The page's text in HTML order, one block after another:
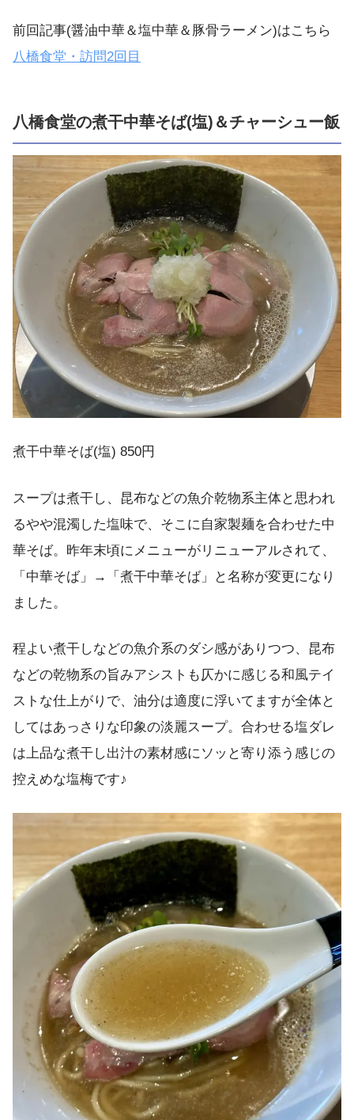
前回記事(醤油中華＆塩中華＆豚骨ラーメン)はこちら
八橋食堂・訪問2回目
八橋食堂の煮干中華そば(塩)＆チャーシュー飯
煮干中華そば(塩) 850円
スープは煮干し、昆布などの魚介乾物系主体と思われ
るやや混濁した塩味で、そこに自家製麺を合わせた中
華そば。昨年末頃にメニューがリニューアルされて、
「中華そば」→「煮干中華そば」と名称が変更になり
ました。
程よい煮干しなどの魚介系のダシ感がありつつ、昆布
などの乾物系の旨みアシストも仄かに感じる和風テイ
ストな仕上がりで、油分は適度に浮いてますが全体と
してはあっさりな印象の淡麗スープ。合わせる塩ダレ
は上品な煮干し出汁の素材感にソッと寄り添う感じの
控えめな塩梅です♪